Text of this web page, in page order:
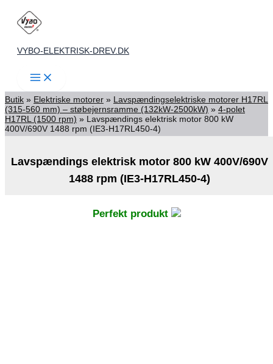
indholdet
VYBO-ELEKTRISK-DREV.DK
Butik » Elektriske motorer » Lavspændingselektriske motorer H17RL
(315-560 mm) – støbejernsramme (132kW-2500kW) » 4-polet
H17RL (1500 rpm) » Lavspændings elektrisk motor 800 kW
400V/690V 1488 rpm (IE3-H17RL450-4)
Lavspændings elektrisk motor 800 kW 400V/690V
1488 rpm (IE3-H17RL450-4)
Perfekt produkt